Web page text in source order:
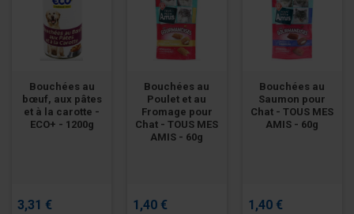
Bouchées au
bœuf, aux pâtes
et à la carotte -
ECO+ - 1200g
3,31 €
Bouchées au
Poulet et au
Fromage pour
Chat - TOUS MES
AMIS - 60g
1,40 €
Bouchées au
Saumon pour
Chat - TOUS MES
AMIS - 60g
1,40 €